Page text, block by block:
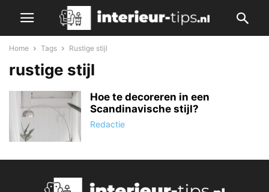
Home Tags Rustige stijl
rustige stijl
Hoe te decoreren in een
Scandinavische stijl?
Redactie